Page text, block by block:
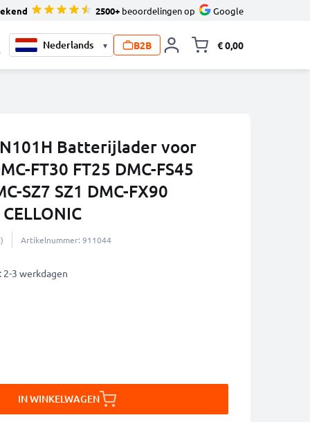
2500+ beoordelingen op Google
▾ B2B € 0,00
Batterijlader voor
FT30 FT25 DMC-FS45
SZ7 SZ1 DMC-FX90
Artikelnummer: 911044
2-3 werkdagen
IN WINKELWAGEN